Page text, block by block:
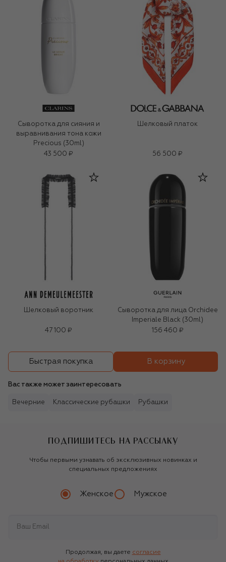
Сыворотка для сияния и
выравнивания тона кожи
Precious (30ml)
43 500 ₽
Шелковый платок
56 500 ₽
Шелковый воротник
47 100 ₽
Сыворотка для лица Orchidee
Imperiale Black (30ml)
156 460 ₽
Быстрая покупка В корзину
Вас также может заинтересовать
Вечерние Классические рубашки Рубашки
ПОДПИШИТЕСЬ НА РАССЫЛКУ
Чтобы первыми узнавать об эксклюзивных новинках и
специальных предложениях
Женское Мужское
Продолжая, вы даете согласие